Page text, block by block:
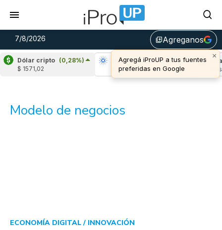
7/8/2026 library_addAgreganos
×
Agregá iProUP a tus fuentes
preferidas en Google
Dólar cripto (0,28%)
$ 1571,02
Ripple
(-1,17%)
u$s 1,03
Cardano
(4,67%)
u$s 0,20
Modelo de negocios
ECONOMÍA DIGITAL / INNOVACIÓN